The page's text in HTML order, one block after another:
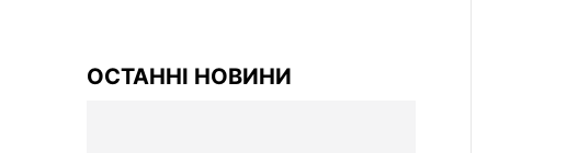
ОСТАННІ НОВИНИ